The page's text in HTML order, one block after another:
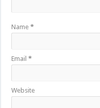
Name*
Email*
Website